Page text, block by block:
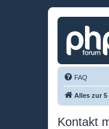
FAQ
Alles zur 5
Kontakt